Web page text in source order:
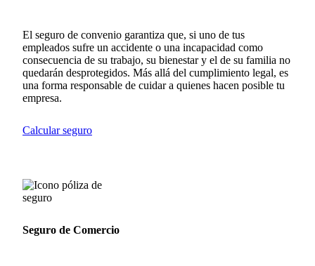
El seguro de convenio garantiza que, si uno de tus
empleados sufre un accidente o una incapacidad como
consecuencia de su trabajo, su bienestar y el de su familia no
quedarán desprotegidos. Más allá del cumplimiento legal, es
una forma responsable de cuidar a quienes hacen posible tu
empresa.
Calcular seguro
Seguro de Comercio